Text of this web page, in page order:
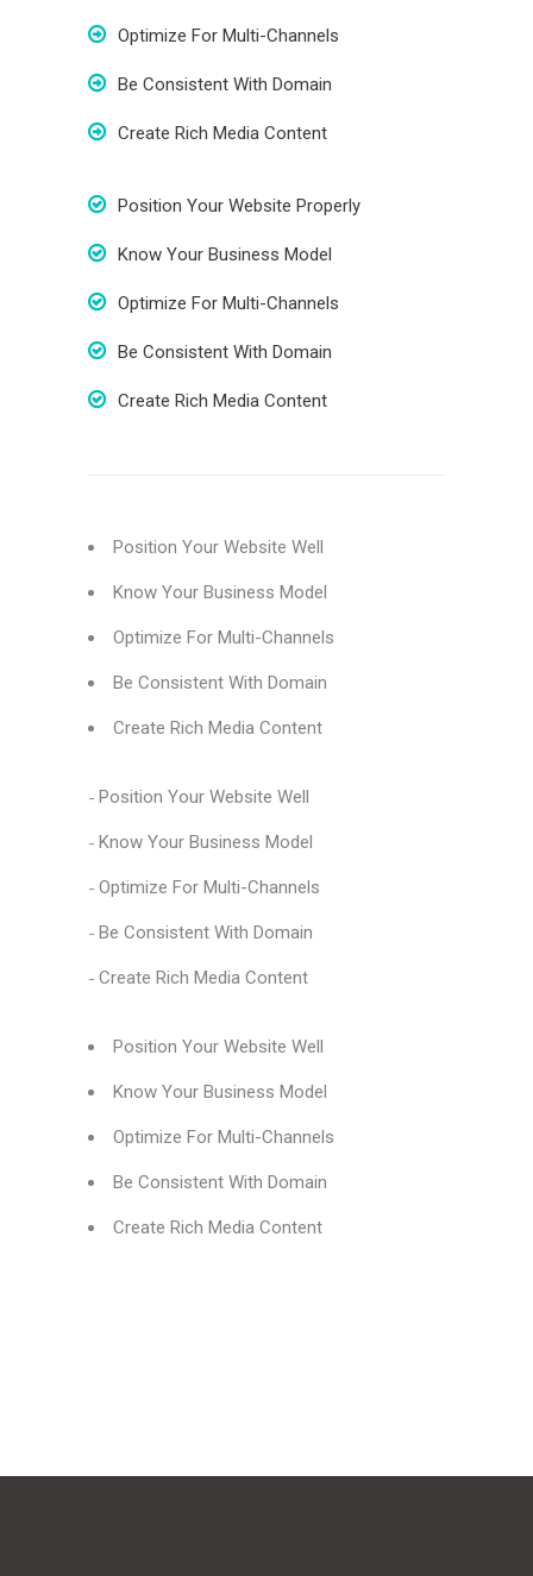
Optimize For Multi-Channels
Be Consistent With Domain
Create Rich Media Content
Position Your Website Properly
Know Your Business Model
Optimize For Multi-Channels
Be Consistent With Domain
Create Rich Media Content
Position Your Website Well
Know Your Business Model
Optimize For Multi-Channels
Be Consistent With Domain
Create Rich Media Content
Position Your Website Well
Know Your Business Model
Optimize For Multi-Channels
Be Consistent With Domain
Create Rich Media Content
Position Your Website Well
Know Your Business Model
Optimize For Multi-Channels
Be Consistent With Domain
Create Rich Media Content